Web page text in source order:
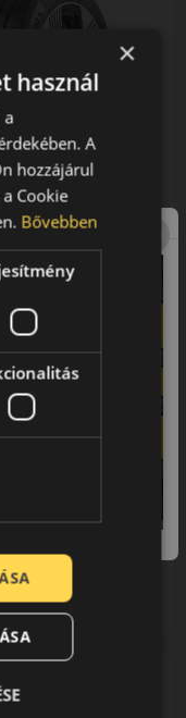
5.000 FT
a LENDÜLET
0%
KOSÁRBA
×
használ
a
A
hozzájárul
Cookie
Bővebben